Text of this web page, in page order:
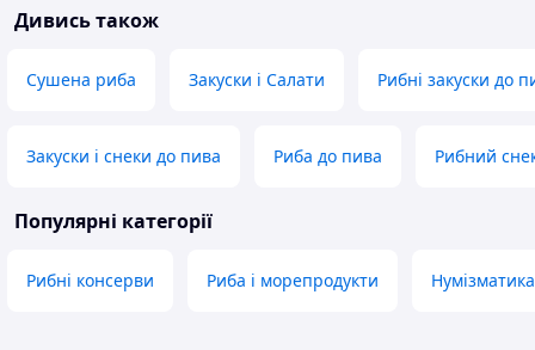
Дивись також
Сушена риба Закуски і Салати Рибні закуски до
Закуски і снеки до пива Риба до пива Рибний
Популярні категорії
Рибні консерви Риба і морепродукти